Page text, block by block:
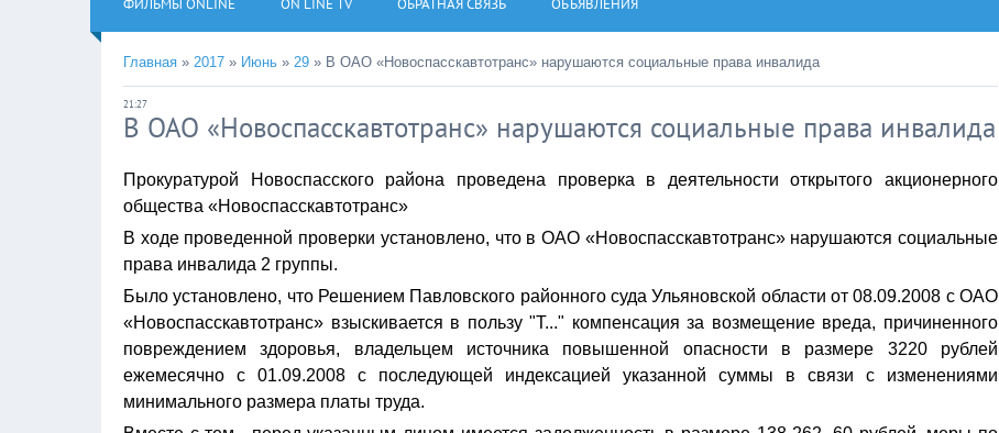
ФИЛЬМЫ ОNLINE ON LINE TV ОБРАТНАЯ СВЯЗЬ ОБЪЯВЛЕНИЯ
Главная » 2017 » Июнь » 29 » В ОАО «Новоспасскавтотранс» нарушаются социальные права инвалида
21:27
В ОАО «Новоспасскавтотранс» нарушаются социальные права инвалида
Прокуратурой Новоспасского района проведена проверка в деятельности открытого акционерного
общества «Новоспасскавтотранс»
В ходе проведенной проверки установлено, что в ОАО «Новоспасскавтотранс» нарушаются социальные
права инвалида 2 группы.
Было установлено, что Решением Павловского районного суда Ульяновской области от 08.09.2008 с ОАО
«Новоспасскавтотранс» взыскивается в пользу "Т..." компенсация за возмещение вреда, причиненного
повреждением здоровья, владельцем источника повышенной опасности в размере 3220 рублей
ежемесячно с 01.09.2008 с последующей индексацией указанной суммы в связи с изменениями
минимального размера платы труда.